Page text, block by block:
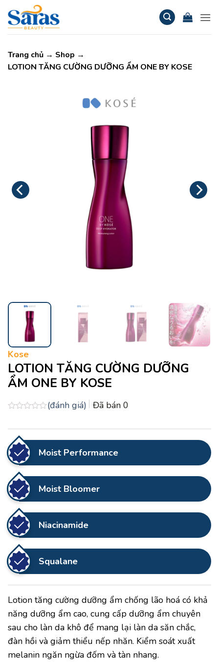
qua
nội
Trang chủ → Shop →
LOTION TĂNG CƯỜNG DƯỠNG ẨM ONE BY KOSE
Kose
LOTION TĂNG CƯỜNG DƯỠNG
ẨM ONE BY KOSE
0.0
5
sao
(đánh giá) Đã bán 0
Moist Performance
Moist Bloomer
Niacinamide
Squalane
Lotion tăng cường dưỡng ẩm chống lão hoá có khả
năng dưỡng ẩm cao, cung cấp dưỡng ẩm chuyên
sau cho làn da khô để mang lại làn da săn chắc,
đàn hồi và giảm thiểu nếp nhăn. Kiểm soát xuất
melanin ngăn ngừa đốm và tàn nhang.